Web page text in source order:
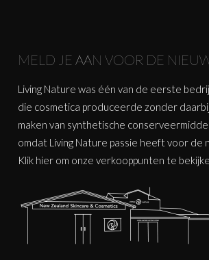
MELD JE AAN VOOR DE
Living Nature was één van de eerste
die cosmetica produceerde zonder
maken van synthetische
omdat Living Nature passie heeft voor de
Klik hier om onze verkooppunten te